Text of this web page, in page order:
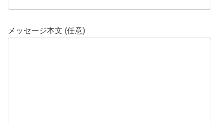
メッセージ本文 (任意)